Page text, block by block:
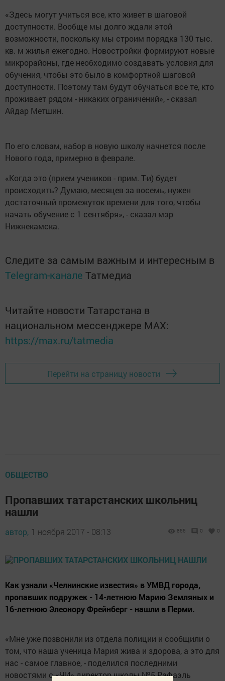
«Здесь могут учиться все, кто живет в шаговой
доступности. Вообще мы долго ждали этой
возможности, поскольку мы строим порядка 130 тыс.
кв. м жилья ежегодно. Новостройки формируют новые
микрорайоны, где необходимо создавать условия для
обучения, чтобы это было в комфортной шаговой
доступности. Поэтому там будут обучаться все те, кто
проживает рядом - никаких ограничений», - сказал
Айдар Метшин.
По его словам, набор в новую школу начнется после
Нового года, примерно в феврале.
«Когда это (прием учеников - прим. Т-и) будет
происходить? Думаю, месяцев за восемь, нужен
достаточный промежуток времени для того, чтобы
начать обучение с 1 сентября», - сказал мэр
Нижнекамска.
Следите за самым важным и интересным в
Telegram-канале Татмедиа
Читайте новости Татарстана в
национальном мессенджере MАХ:
https://max.ru/tatmedia
Перейти на страницу новости
ОБЩЕСТВО
Пропавших татарстанских школьниц
нашли
автор, 1 ноября 2017 - 08:13 855 0 0
Как узнали «Челнинские известия» в УМВД города,
пропавших подружек - 14-летнюю Марию Земляных и
16-летнюю Элеонору Фрейнберг - нашли в Перми.
«Мне уже позвонили из отдела полиции и сообщили о
том, что наша ученица Мария жива и здорова, а это для
нас - самое главное, - поделился последними
новостями с «ЧИ» директор школы №5 Рафаэль